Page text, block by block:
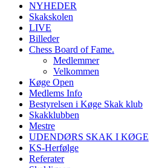
NYHEDER
Skakskolen
LIVE
Billeder
Chess Board of Fame.
Medlemmer
Velkommen
Køge Open
Medlems Info
Bestyrelsen i Køge Skak klub
Skakklubben
Mestre
UDENDØRS SKAK I KØGE
KS-Herfølge
Referater